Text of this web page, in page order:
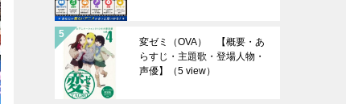
変ゼミ（OVA） 【概要・あ
らすじ・主題歌・登場人物・
声優】
（5 view）